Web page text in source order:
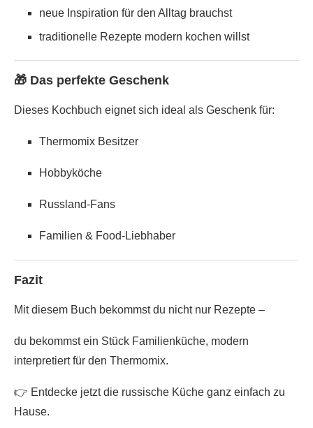
neue Inspiration für den Alltag brauchst
traditionelle Rezepte modern kochen willst
🎁 Das perfekte Geschenk
Dieses Kochbuch eignet sich ideal als Geschenk für:
Thermomix Besitzer
Hobbyköche
Russland-Fans
Familien & Food-Liebhaber
Fazit
Mit diesem Buch bekommst du nicht nur Rezepte –
du bekommstein Stück Familienküche, modern
interpretiert für den Thermomix.
👉 Entdecke jetzt die russische Küche ganz einfach zu
Hause.